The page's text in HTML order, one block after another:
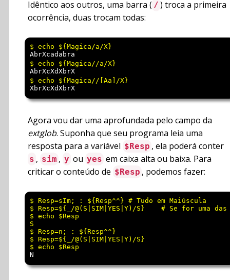
Idêntico aos outros, uma barra ( / ) troca a primeira
ocorrência, duas trocam todas:
AbrXcadabra
AbrXcXdXbrX
XbrXcXdXbrX
Agora vou dar uma aprofundada pelo campo da
extglob. Suponha que seu programa leia uma
resposta para a variável $Resp , ela poderá conter
s , sim , y ou yes em caixa alta ou baixa. Para
criticar o conteúdo de $Resp , podemos fazer:
$ Resp=sIm; : ${Resp^^}	# Tudo em Maiúscula
$ Resp=${_/@(S|SIM|YES|Y)/S}	# Se for uma das aceitas, vira S
$ echo $Resp
S
$ Resp=n; : ${Resp^^}
$ Resp=${_/@(S|SIM|YES|Y)/S}
N